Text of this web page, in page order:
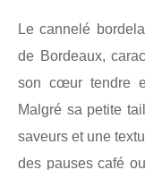
Le cannelé
de Bordeaux,
son cœur tendre
Malgré sa petite
saveurs et une
des pauses café